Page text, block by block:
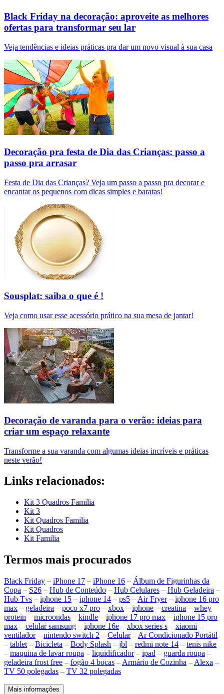
Black Friday na decoração: aproveite as melhores
ofertas para transformar seu lar
Veja tendências e ideias práticas pra dar um novo visual à sua casa
Decoração pra festa de Dia das Crianças: passo a
passo pra arrasar
Festa de Dia das Crianças? Veja um passo a passo pra decorar e
encantar os pequenos com dicas simples e baratas!
Sousplat: saiba o que é !
Veja como usar esse acessório prático na sua mesa de jantar!
Decoração de varanda para o verão: ideias para
criar um espaço relaxante
Transforme a sua varanda com algumas ideias incríveis e práticas
neste verão!
Links relacionados:
Kit 3 Quadros Familia
Kit 3
Kit Quadros Familia
Kit Quadros
Kit Familia
Termos mais procurados
Black Friday – iPhone 17 – iPhone 16 – Álbum de Figurinhas da
Copa – S26 – Hub de Conteúdo – Hub Celulares – Hub Geladeira –
Hub Tvs – iphone 15 – iphone 14 – ps5 – Air Fryer– iphone 16 pro
max – geladeira – poco x7 pro – xbox – iphone – creatina – whey
protein – microondas – kindle – iphone 17 pro max – iphone 15 pro
max – celular samsung – iphone 16e – xbox series s – xiaomi –
ventilador– nintendo switch 2 – Celular– Ar Condicionado Portátil
– tablet – Bicicleta – Body Splash – jbl – redmi note 14 – tenis nike
– maquina de lavar roupa – liquidificador– ipad – guarda roupa –
geladeira frost free – fogão 4 bocas – Armário de Cozinha – Alexa –
TV 50 polegadas – TV 32 polegadas
Mais informações